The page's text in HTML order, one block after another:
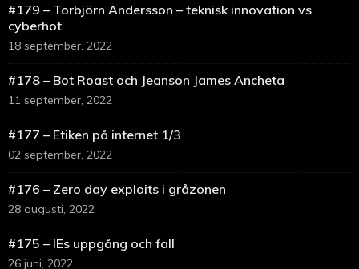
#179 – Torbjörn Andersson – teknisk innovation vs
cyberhot
18 september, 2022
#178 – Bot Roast och Jeanson James Ancheta
11 september, 2022
#177 – Etiken på internet 1/3
02 september, 2022
#176 – Zero day exploits i gråzonen
28 augusti, 2022
#175 – IEs uppgång och fall
26 juni, 2022